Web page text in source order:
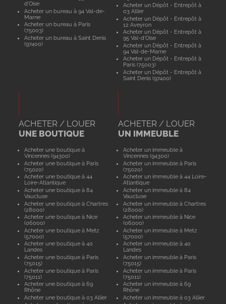
d'Oise
Acheter un bureau à 94 Val-de-
Marne
Acheter un bureau à Paris
(75003)
Acheter un bureau à Saint Denis
(97400)
Acheter un Dépôt - Entrepôt à
03 Allier
Acheter un Dépôt - Entrepôt à
12 Aveyron
Acheter un Dépôt - Entrepôt à
95 Val-d'Oise
Acheter un Dépôt - Entrepôt à
94 Val-de-Marne
Acheter un Dépôt - Entrepôt à
Paris (75003)
Acheter un Dépôt - Entrepôt à
Saint Denis (97400)
ACHETER / LOUER
UNE BOUTIQUE
Acheter une boutique à
Vincennes (94300)
Acheter une boutique à Paris
(75020)
Acheter une boutique à 44
Loire-Atlantique
Acheter une boutique à 84
Vaucluse
Acheter une boutique à Chartres
(28000)
Acheter une boutique à Nice
(06000)
Acheter une boutique à Metz
(57000)
Acheter une boutique à 40
Landes
Acheter une boutique à Paris
(75015)
Acheter une boutique à Paris
(75011)
Acheter une boutique à 69
Rhône
Acheter une boutique à 03 Allier
ACHETER / LOUER
UN IMMEUBLE
Acheter un immeuble à
Vincennes (94300)
Acheter un immeuble à Paris
(75020)
Acheter un immeuble à 44 Loire-
Atlantique
Acheter un immeuble à 84
Vaucluse
Acheter un immeuble à Chartres
(28000)
Acheter un immeuble à Nice
(06000)
Acheter un immeuble à Metz
(57000)
Acheter un immeuble à 40
Landes
Acheter un immeuble à Paris
(75015)
Acheter un immeuble à Paris
(75011)
Acheter un immeuble à 69
Rhône
Acheter un immeuble à 03 Allier